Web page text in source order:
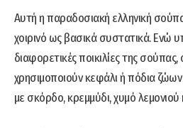
Αυτή η παραδοσιακή ελληνική σούπα
χοιρινό ως βασικά συστατικά. Ενώ
διαφορετικές ποικιλίες της σούπας,
χρησιμοποιούν κεφάλι ή πόδια
με σκόρδο, κρεμμύδι, χυμό λεμονιού